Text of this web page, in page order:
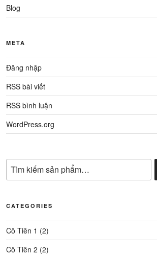
Blog
META
Đăng nhập
RSS bài viết
RSS bình luận
WordPress.org
CATEGORIES
Cô Tiên 1 (2)
Cô Tiên 2 (2)